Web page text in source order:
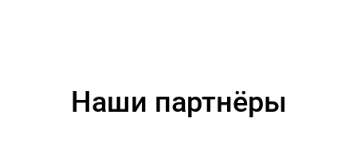
Наши партнёры